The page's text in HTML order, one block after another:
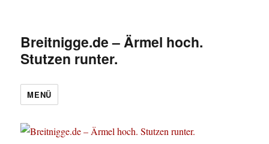
Breitnigge.de – Ärmel hoch.
Stutzen runter.
MENÜ